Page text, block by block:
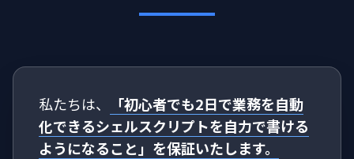
私たちは、
「初心者でも2日で業務を自動
化できるシェルスクリプトを自力で書ける
ようになること」を保証いたします。